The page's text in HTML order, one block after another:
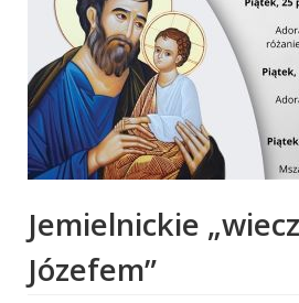
Jemielnickie
Józefem”